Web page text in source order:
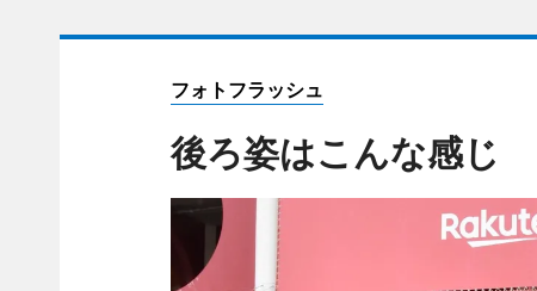
フォトフラッシュ
後ろ姿はこんな感じ